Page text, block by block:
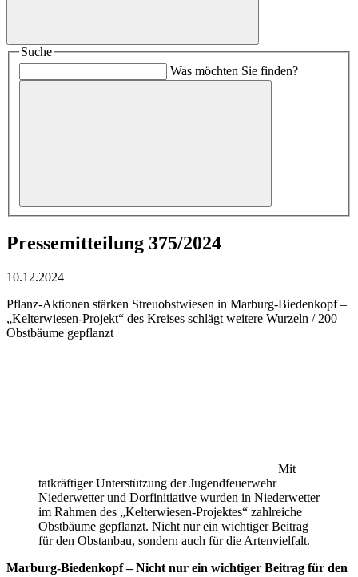
Suche
Was möchten Sie finden?
Pressemitteilung 375/2024
10.12.2024
Pflanz-Aktionen stärken Streuobstwiesen in Marburg-Biedenkopf –
„Kelterwiesen-Projekt“ des Kreises schlägt weitere Wurzeln / 200
Obstbäume gepflanzt
Mit
tatkräftiger Unterstützung der Jugendfeuerwehr
Niederwetter und Dorfinitiative wurden in Niederwetter
im Rahmen des „Kelterwiesen-Projektes“ zahlreiche
Obstbäume gepflanzt. Nicht nur ein wichtiger Beitrag
für den Obstanbau, sondern auch für die Artenvielfalt.
Marburg-Biedenkopf – Nicht nur ein wichtiger Beitrag für den